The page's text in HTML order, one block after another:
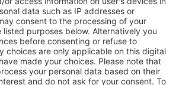
aşteptărilor tale.
siguranţă
griji cu opțiune gratuită de anulare.